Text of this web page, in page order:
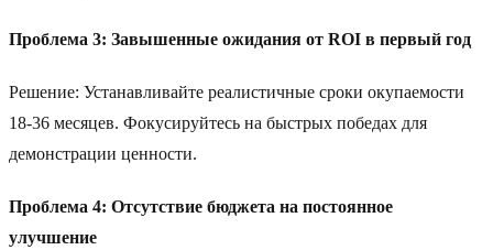
Проблема 3: Завышенные ожидания от ROI в первый год
Решение: Устанавливайте реалистичные сроки окупаемости
18-36 месяцев. Фокусируйтесь на быстрых победах для
демонстрации ценности.
Проблема 4: Отсутствие бюджета на постоянное
улучшение